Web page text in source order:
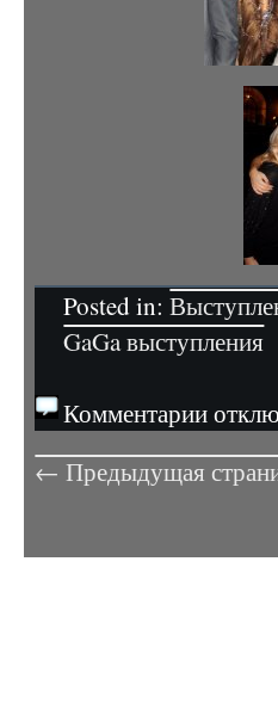
Posted in:
GaGa выступления
Комментарии
← Предыдущая